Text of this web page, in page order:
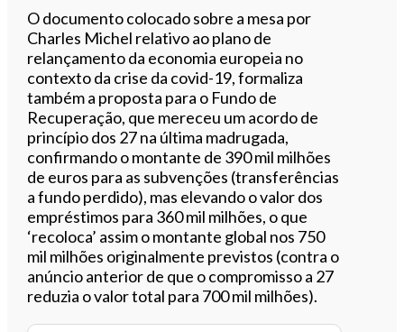
Ouvir este artigo
O documento colocado sobre a mesa por
Charles Michel relativo ao plano de
relançamento da economia europeia no
contexto da crise da covid-19, formaliza
também a proposta para o Fundo de
Recuperação, que mereceu um acordo de
princípio dos 27 na última madrugada,
confirmando o montante de 390 mil milhões
de euros para as subvenções (transferências
a fundo perdido), mas elevando o valor dos
empréstimos para 360 mil milhões, o que
‘recoloca’ assim o montante global nos 750
mil milhões originalmente previstos (contra o
anúncio anterior de que o compromisso a 27
reduzia o valor total para 700 mil milhões).